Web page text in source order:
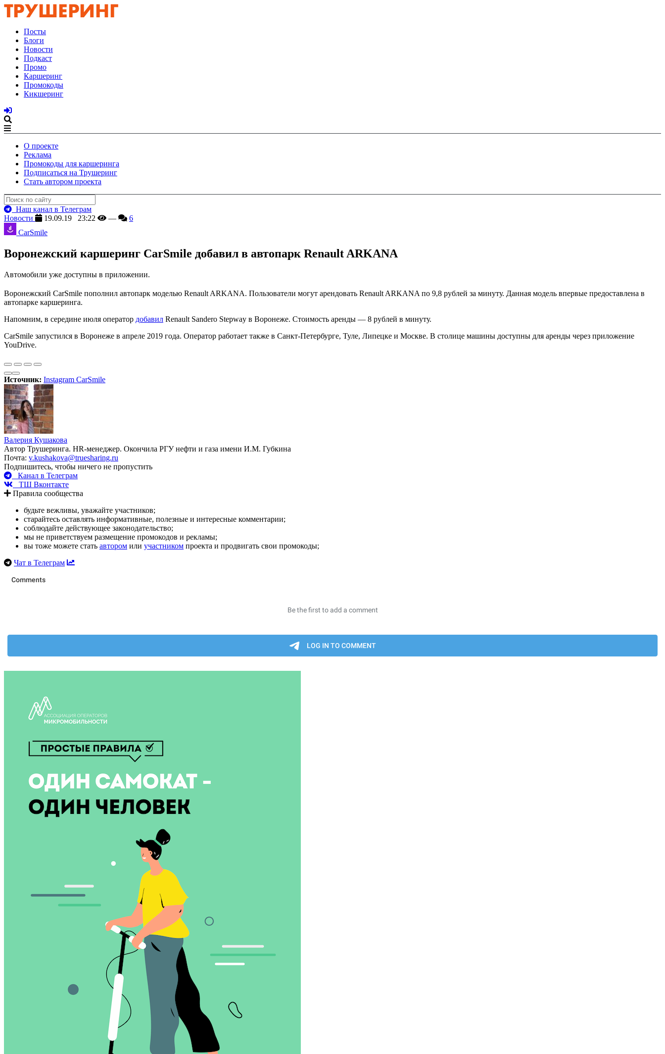
Посты
Блоги
Новости
Подкаст
Промо
Каршеринг
Промокоды
Кикшеринг
О проекте
Реклама
Промокоды для каршеринга
Подписаться на Трушеринг
Стать автором проекта
Наш канал в Телеграм
Новости
19.09.19 23:22 —
6
CarSmile
Воронежский каршеринг CarSmile добавил в автопарк Renault ARKANA
Автомобили уже доступны в приложении.
Воронежский CarSmile пополнил автопарк моделью Renault ARKANA. Пользователи могут арендовать Renault ARKANA по 9,8 рублей за минуту. Данная модель впервые предоставлена в
автопарке каршеринга.
Напомним, в середине июля оператор добавил Renault Sandero Stepway в Воронеже. Стоимость аренды — 8 рублей в минуту.
CarSmile запустился в Воронеже в апреле 2019 года. Оператор работает также в Санкт-Петербурге, Туле, Липецке и Москве. В столице машины доступны для аренды через приложение
YouDrive.
Источник: Instagram CarSmile
Валерия Кушакова
Автор Трушеринга. HR-менеджер. Окончила РГУ нефти и газа имени И.М. Губкина
Почта: v.kushakova@truesharing.ru
Подпишитесь, чтобы ничего не пропустить
Канал в Телеграм
ТШ Вконтакте
Правила сообщества
будьте вежливы, уважайте участников;
старайтесь оставлять информативные, полезные и интересные комментарии;
соблюдайте действующее законодательство;
мы не приветствуем размещение промокодов и рекламы;
вы тоже можете стать автором или участником проекта и продвигать свои промокоды;
Чат в Телеграм